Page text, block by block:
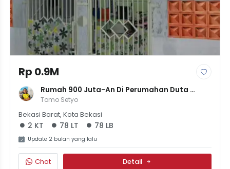
Rp 0.9M
Rumah 900 Juta-An Di Perumahan Duta
Kranji Bintara Bekasi
Tomo Setyo
Bekasi Barat, Kota Bekasi
2 KT 78 LT 78 LB
Update 2 bulan yang lalu
Chat Detail